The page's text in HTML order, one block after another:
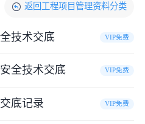
返回 工程项目管理资料分类
技术交底 VIP免费
全技术交底 VIP免费
底记录 VIP免费